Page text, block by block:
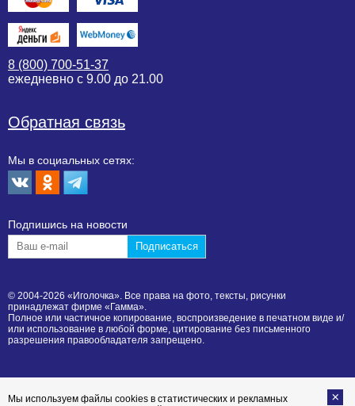
8 (800) 700-51-37
ежедневно с 9.00 до 21.00
Обратная связь
Мы в социальных сетях:
Подпишиcь на новости
© 2004-2026 «Иголочка». Все права на фото, тексты, рисунки
принадлежат фирме «Гамма».
Полное или частичное копирование, воспроизведение в печатном виде и/
или использование в любой форме, цитирование без письменного
разрешения правообладателя запрещено.
Мы используем файлы cookies в статистических и рекламных